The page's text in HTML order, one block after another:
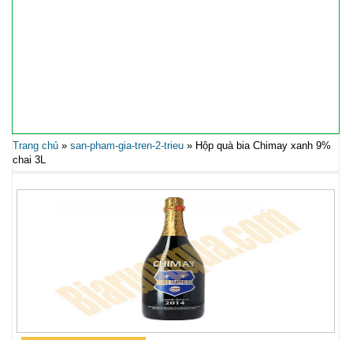
Trang chủ» san-pham-gia-tren-2-trieu» Hộp quà bia Chimay xanh 9%
chai 3L